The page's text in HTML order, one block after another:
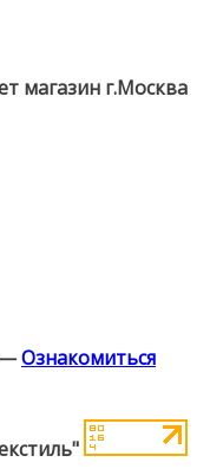
магазин г.Москва
—Ознакомиться